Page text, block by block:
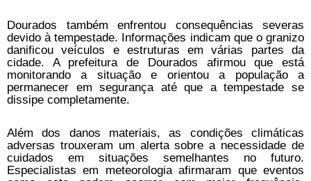
Dourados também enfrentou consequências severas
devido à tempestade. Informações indicam que o granizo
danificou veículos e estruturas em várias partes da
cidade. A prefeitura de Dourados afirmou que está
monitorando a situação e orientou a população a
permanecer em segurança até que a tempestade se
dissipe completamente.
Além dos danos materiais, as condições climáticas
adversas trouxeram um alerta sobre a necessidade de
cuidados em situações semelhantes no futuro.
Especialistas em meteorologia afirmaram que eventos